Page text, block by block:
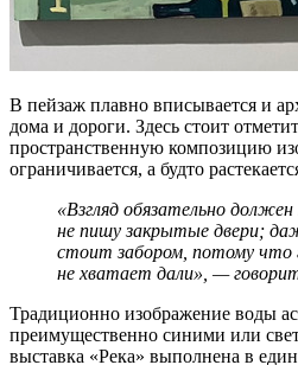
В пейзаж плавно вписывается и
дома и дороги. Здесь стоит
пространственную композицию
ограничивается, а будто
«Взгляд обязательно
не пишу закрытые двери;
стоит забором, потому что
не хватает дали», —
Традиционно изображение воды
преимущественно синими или
выставка «Река» выполнена в